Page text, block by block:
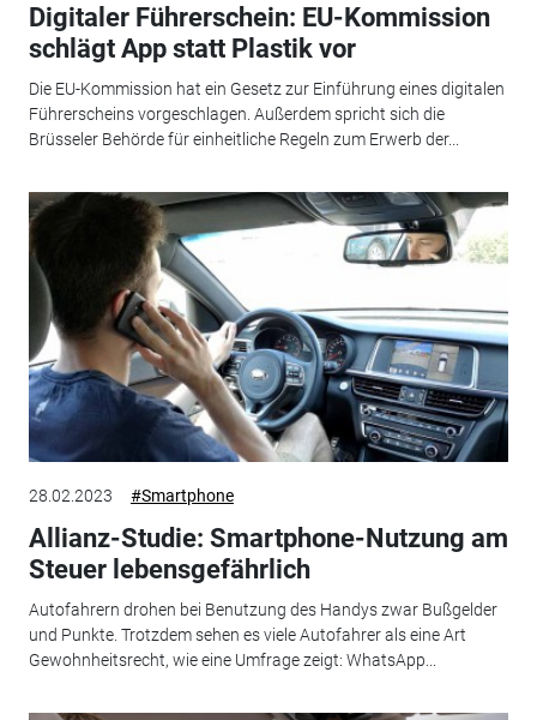
Digitaler Führerschein: EU-Kommission
schlägt App statt Plastik vor
Die EU-Kommission hat ein Gesetz zur Einführung eines digitalen
Führerscheins vorgeschlagen. Außerdem spricht sich die
Brüsseler Behörde für einheitliche Regeln zum Erwerb der...
28.02.2023 #Smartphone
Allianz-Studie: Smartphone-Nutzung am
Steuer lebensgefährlich
Autofahrern drohen bei Benutzung des Handys zwar Bußgelder
und Punkte. Trotzdem sehen es viele Autofahrer als eine Art
Gewohnheitsrecht, wie eine Umfrage zeigt: WhatsApp...